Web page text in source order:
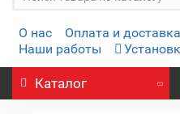
О нас Оплата и доставка
Наши работы
Каталог